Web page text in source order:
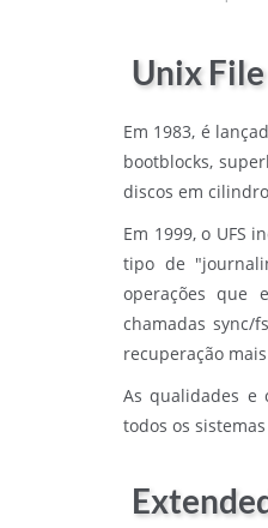
Unix
Em 1983, é
bootblocks,
discos em
Em 1999, o UFS
tipo de
operações que
chamadas sync/
recuperação
As qualidades e
todos os